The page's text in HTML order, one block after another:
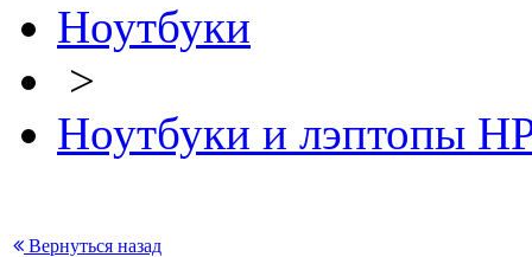
Ноутбуки
>
Ноутбуки и лэптопы
Вернуться назад